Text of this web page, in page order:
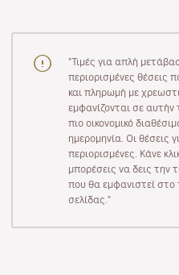
"Τιμές για απλή
περιορισμένες θέσεις
και πληρωμή με
εμφανίζονται σε αυτήν
πιο οικονομικό
ημερομηνία. Οι θέσεις
περιορισμένες. Κάνε
μπορέσεις να δεις την
που θα εμφανιστεί
σελίδας."